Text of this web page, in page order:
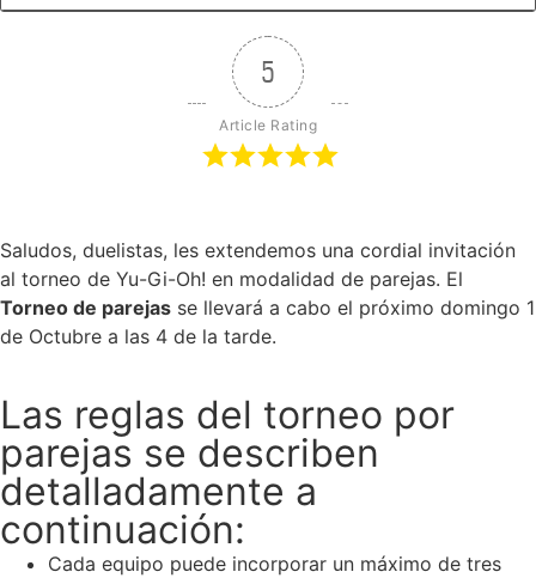
5
Article Rating
Saludos, duelistas, les extendemos una cordial invitación
al torneo de Yu-Gi-Oh! en modalidad de parejas. El
Torneo de parejas se llevará a cabo el próximo domingo 1
de Octubre a las 4 de la tarde.
Las reglas del torneo por
parejas se describen
detalladamente a
continuación:
Cada equipo puede incorporar un máximo de tres